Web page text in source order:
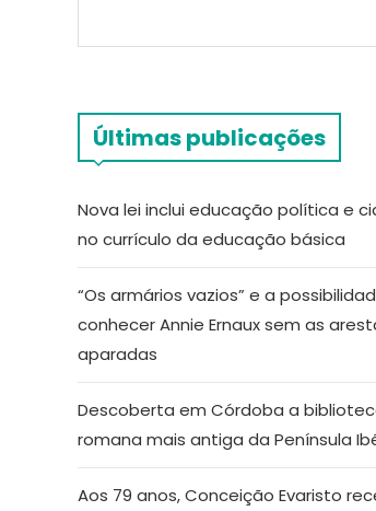
Últimas publicações
Nova lei inclui educação política e
no currículo da educação básica
“Os armários vazios” e a
conhecer Annie Ernaux sem as
aparadas
Descoberta em Córdoba a
romana mais antiga da Península
Aos 79 anos, Conceição Evaristo